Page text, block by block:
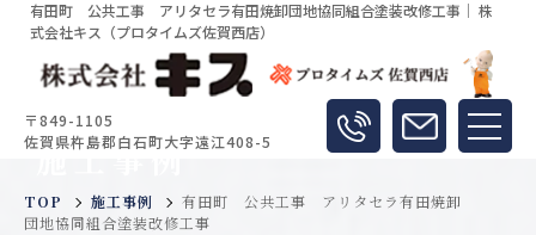
有田町 公共工事 アリタセラ有田焼卸団地協同組合塗装改修工事｜ 株
式会社キス（プロタイムズ佐賀西店）
〒849-1105
佐賀県杵島郡白石町大字遠江408-5
施工事例
TOP 施工事例
有田町 公共工事 アリタセラ有田焼卸
団地協同組合塗装改修工事